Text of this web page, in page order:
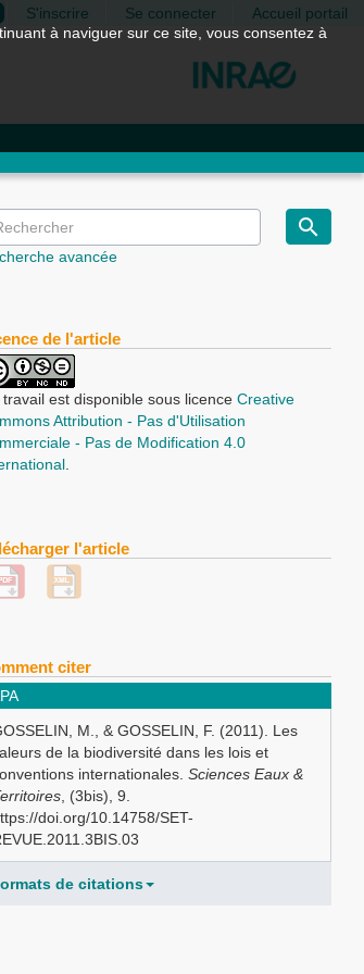
S'inscrire Se connecter Accueil portail
avancée
de l'article
travail est disponible sous licenceCreative
Attribution - Pas d'Utilisation
- Pas de Modification 4.0
l'article
citer
M., & GOSSELIN, F. (2011). Les
de la biodiversité dans les lois et
internationales.Sciences Eaux &
, (3bis), 9.
doi.org/10.14758/SET-
de citations
à naviguer sur ce site, vous consentez à